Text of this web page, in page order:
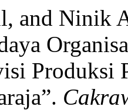
and Ninik
Produksi